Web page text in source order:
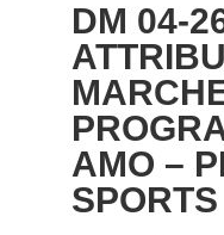
DM 04-
AMO –
SPORTS